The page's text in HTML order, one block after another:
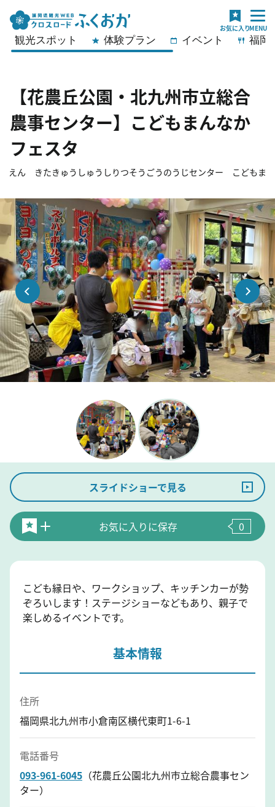
観光スポット 体験プラン イベント 福岡
【花農丘公園・北九州市立総合
農事センター】こどもまんなか
フェスタ
えん きたきゅうしゅうしりつそうごうのうじセンター こどもま
スライドショーで見る
お気に入りに保存 0
こども縁日や、ワークショップ、キッチンカーが勢
ぞろいします！ステージショーなどもあり、親子で
楽しめるイベントです。
基本情報
住所
福岡県北九州市小倉南区横代東町1-6-1
電話番号
093-961-6045 （花農丘公園北九州市立総合農事セン
ター）